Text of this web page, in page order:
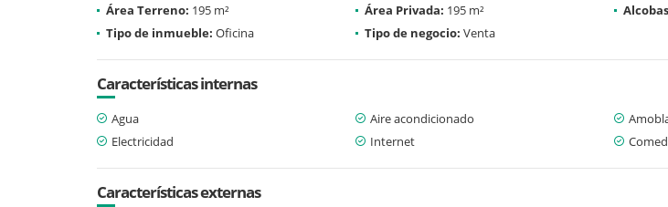
Área Terreno: 195 m² Área Privada: 195 m²
Tipo de inmueble: Oficina Tipo de negocio: Venta
Características internas
Agua Aire acondicionado
Electricidad
Internet
Características externas